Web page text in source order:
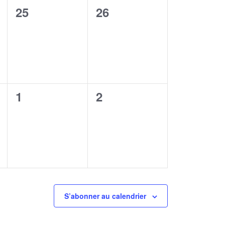
0
25
0
26
0
1
0
2
S’abonner au calendrier